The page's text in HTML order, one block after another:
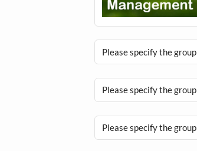
Please specify the group
Please specify the group
Please specify the group